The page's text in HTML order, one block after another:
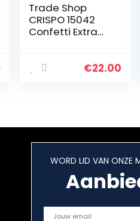
Trade Shop
CRISPO 15042
Confetti Extra
kleur wit, 1 kg
€22.00
WORD LID VAN ONZE